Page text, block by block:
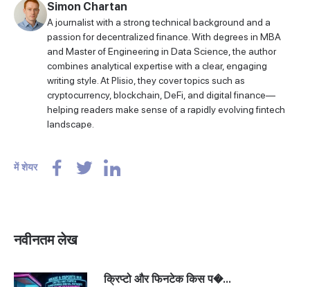
Simon Chartan
A journalist with a strong technical background and a
passion for decentralized finance. With degrees in MBA
and Master of Engineering in Data Science, the author
combines analytical expertise with a clear, engaging
writing style. At Plisio, they cover topics such as
cryptocurrency, blockchain, DeFi, and digital finance—
helping readers make sense of a rapidly evolving fintech
landscape.
में शेयर
नवीनतम लेख
क्रिप्टो और फिनटेक किस प�...